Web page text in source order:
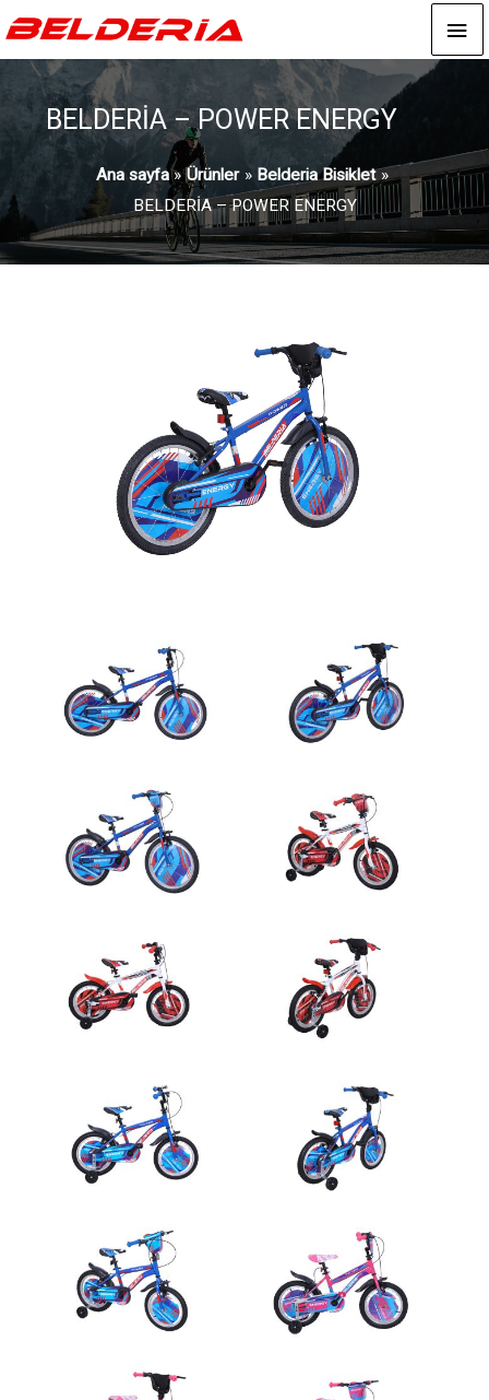
Ana
BELDERİA – POWER ENERGY
Ana sayfa Ürünler
Belderia Bisiklet
BELDERİA – POWER ENERGY